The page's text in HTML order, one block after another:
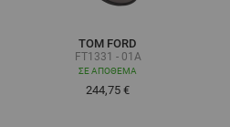
TOM FORD
FT1331 - 01A
ΣΕ ΑΠΌΘΕΜΑ
244,75 €